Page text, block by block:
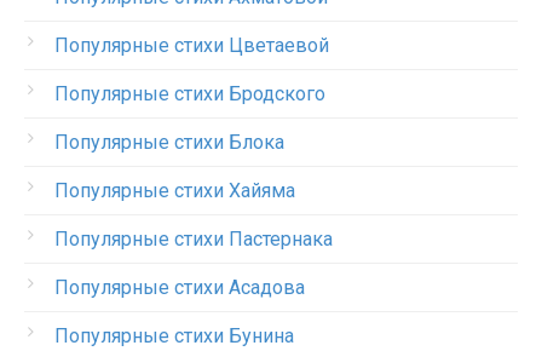
Популярные стихи Цветаевой
Популярные стихи Бродского
Популярные стихи Блока
Популярные стихи Хайяма
Популярные стихи Пастернака
Популярные стихи Асадова
Популярные стихи Бунина